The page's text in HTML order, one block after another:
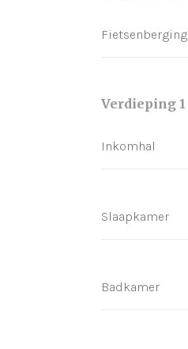
Fietsenberging
Verdieping 1
Inkomhal
Slaapkamer
Badkamer